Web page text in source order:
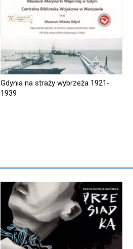
Gdynia na straży wybrzeża 1921-
1939